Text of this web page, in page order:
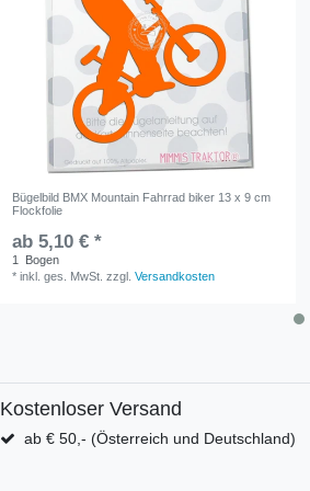
Bügelbild BMX Mountain Fahrrad biker 13 x 9 cm
Flockfolie
ab 5,10 € *
1
Bogen
*inkl. ges. MwSt. zzgl.Versandkosten
Kostenloser Versand
ab € 50,- (Österreich und Deutschland)